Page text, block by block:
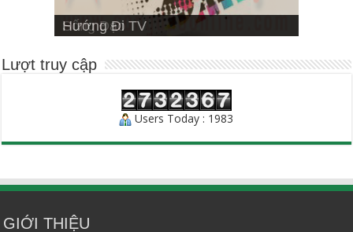
Hướng Đi TV
Sống Đạo
VIETNAMESE MISSIONARY
INSTITUTE
Người Chăn Bầy
Lượt truy cập
Users Today : 1983
GIỚI THIỆU